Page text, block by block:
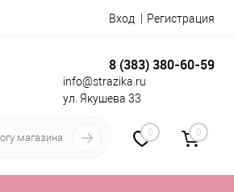
Вход Регистрация
8 (383) 380-60-59
info@strazika.ru
ул. Якушева 33
0 0